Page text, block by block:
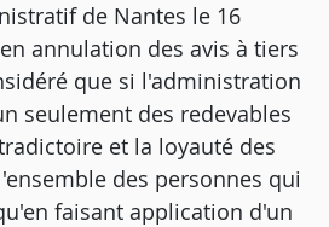
de Nantes le 16
annulation des avis à tiers
que si l'administration
seulement des redevables
et la loyauté des
des personnes qui
faisant application d'un